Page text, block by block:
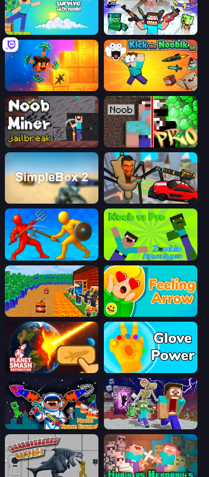
Skyland Survive With Noob! Mine Shooter 2: Noob vs Mobs
Merge & Dig! Kick the Noobik 3D
Noob Miner: Escape From Prison Noob vs Pro: Challenge
Cars vs Skibidi Toilet
Epic Sword Battle! Fight in Arena Noob vs Pro: Zombie Apocalypse
Noob Tower Defense Feeling Arrow
Planet Smash Destruction Glove Power
Noob: Space Escape! Monster School Herobrine Siren Head